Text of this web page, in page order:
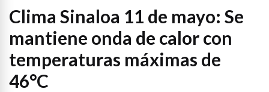
Clima Sinaloa 11 de mayo: Se
mantiene onda de calor con
temperaturas máximas de
46°C